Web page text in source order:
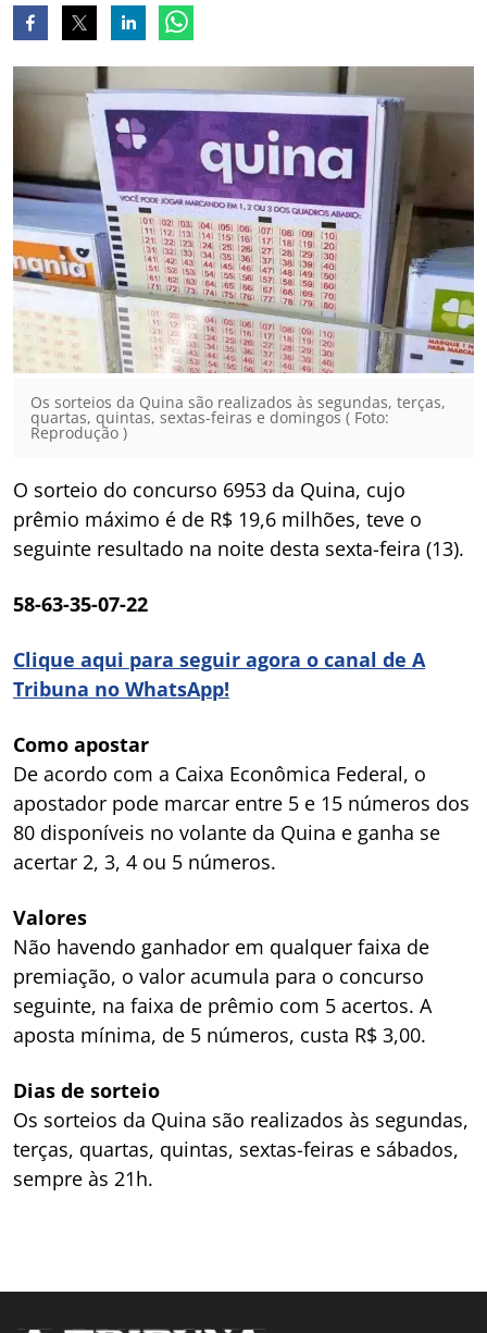
Os sorteios da Quina são realizados às segundas, terças,
quartas, quintas, sextas-feiras e domingos ( Foto:
Reprodução )
O sorteio do concurso 6953 da Quina, cujo
prêmio máximo é de R$ 19,6 milhões, teve o
seguinte resultado na noite desta sexta-feira (13).
58-63-35-07-22
Clique aqui para seguir agora o canal de A
Tribuna no WhatsApp!
Como apostar
De acordo com a Caixa Econômica Federal, o
apostador pode marcar entre 5 e 15 números dos
80 disponíveis no volante da Quina e ganha se
acertar 2, 3, 4 ou 5 números.
Valores
Não havendo ganhador em qualquer faixa de
premiação, o valor acumula para o concurso
seguinte, na faixa de prêmio com 5 acertos. A
aposta mínima, de 5 números, custa R$ 3,00.
Dias de sorteio
Os sorteios da Quina são realizados às segundas,
terças, quartas, quintas, sextas-feiras e sábados,
sempre às 21h.